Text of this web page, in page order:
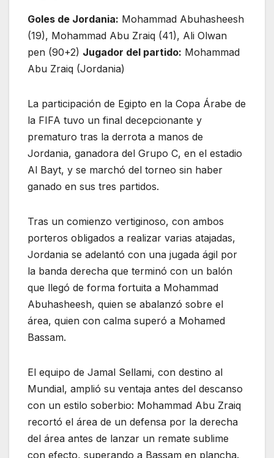
Goles de Jordania: Mohammad Abuhasheesh
(19), Mohammad Abu Zraiq (41), Ali Olwan
pen (90+2) Jugador del partido: Mohammad
Abu Zraiq (Jordania)
La participación de Egipto en la Copa Árabe de
la FIFA tuvo un final decepcionante y
prematuro tras la derrota a manos de
Jordania, ganadora del Grupo C, en el estadio
Al Bayt, y se marchó del torneo sin haber
ganado en sus tres partidos.
Tras un comienzo vertiginoso, con ambos
porteros obligados a realizar varias atajadas,
Jordania se adelantó con una jugada ágil por
la banda derecha que terminó con un balón
que llegó de forma fortuita a Mohammad
Abuhasheesh, quien se abalanzó sobre el
área, quien con calma superó a Mohamed
Bassam.
El equipo de Jamal Sellami, con destino al
Mundial, amplió su ventaja antes del descanso
con un estilo soberbio: Mohammad Abu Zraiq
recortó el área de un defensa por la derecha
del área antes de lanzar un remate sublime
con efecto, superando a Bassam en plancha.